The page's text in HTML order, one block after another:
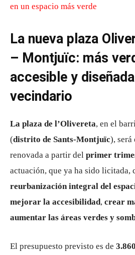
La nueva plaza
– Montjuïc: más
accesible y
vecindario
La plaza de l’Olivereta, en el
(distrito de Sants-Montjuïc), será
renovada a partir del primer
actuación, que ya ha sido licitada,
reurbanización integral del
mejorar la accesibilidad, crear
aumentar las áreas verdes y
El presupuesto previsto es de